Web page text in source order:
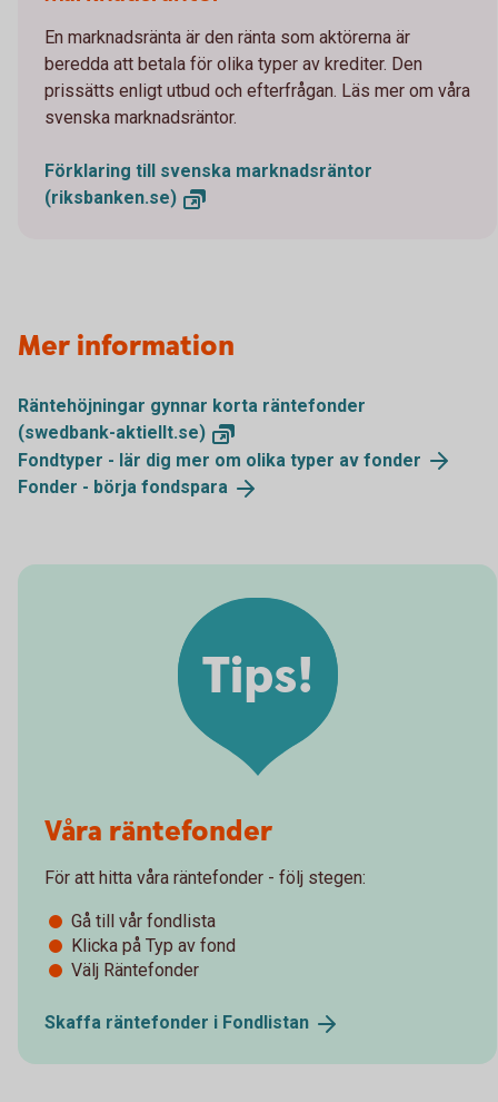
En marknadsränta är den ränta som aktörerna är
beredda att betala för olika typer av krediter. Den
prissätts enligt utbud och efterfrågan. Läs mer om våra
svenska marknadsräntor.
Förklaring till svenska marknadsräntor
(riksbanken.se)
Mer information
Räntehöjningar gynnar korta räntefonder
(swedbank-aktiellt.se)
Fondtyper - lär dig mer om olika typer av fonder
Fonder - börja fondspara
Våra räntefonder
För att hitta våra räntefonder - följ stegen:
Gå till vår fondlista
Klicka på Typ av fond
Välj Räntefonder
Skaffa räntefonder i Fondlistan
Tips!